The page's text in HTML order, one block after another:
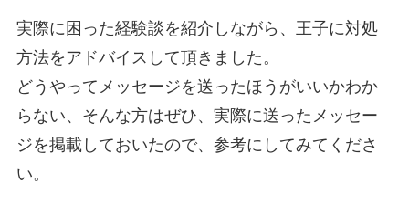
実際に困った経験談を紹介しながら、王子に対処
方法をアドバイスして頂きました。
どうやってメッセージを送ったほうがいいかわか
らない、そんな方はぜひ、実際に送ったメッセー
ジを掲載しておいたので、参考にしてみてくださ
い。